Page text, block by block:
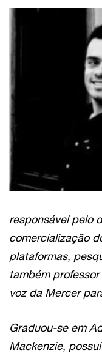
responsável pelo
comercialização
plataformas,
também
voz da Mercer
Graduou-se em
Mackenzie,